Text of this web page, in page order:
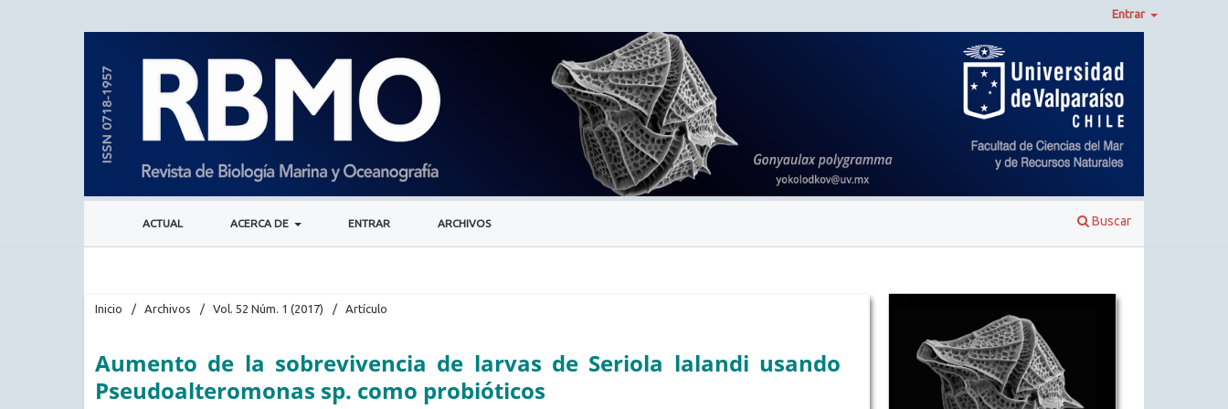
ACTUAL ACERCA DE ENTRAR ARCHIVOS Buscar
Entrar
Inicio / Archivos / Vol. 52 Núm. 1 (2017) / Artículo
Aumento de la sobrevivencia de larvas de Seriola lalandi usando
Pseudoalteromonas sp. como probióticos